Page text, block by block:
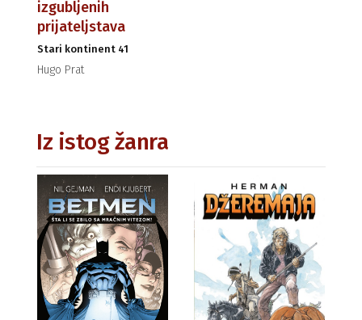
izgubljenih
prijateljstava
Stari kontinent 41
Hugo Prat
Iz istog žanra